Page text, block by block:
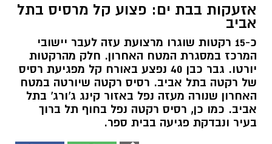
אזעקות בבת ים: פצוע קל מרסיס בתל
אביב
כ-15 רקטות שוגרו מרצועת עזה לעבר יישובי
המרכז במסגרת המטח האחרון. חלק מהרקטות
יורטו. גבר כבן 40 נפצע באורח קל מפגיעת רסיס
של רקטה בתל אביב. רסיס רקטה שיורטה במטח
האחרון שנורה מעזה נפל באזור קינג ג'ורג' בתל
אביב. כמו כן, רסיס רקטה נפל בחוף תל ברוך
בעיר ונבדקת פגיעה בבית ספר.